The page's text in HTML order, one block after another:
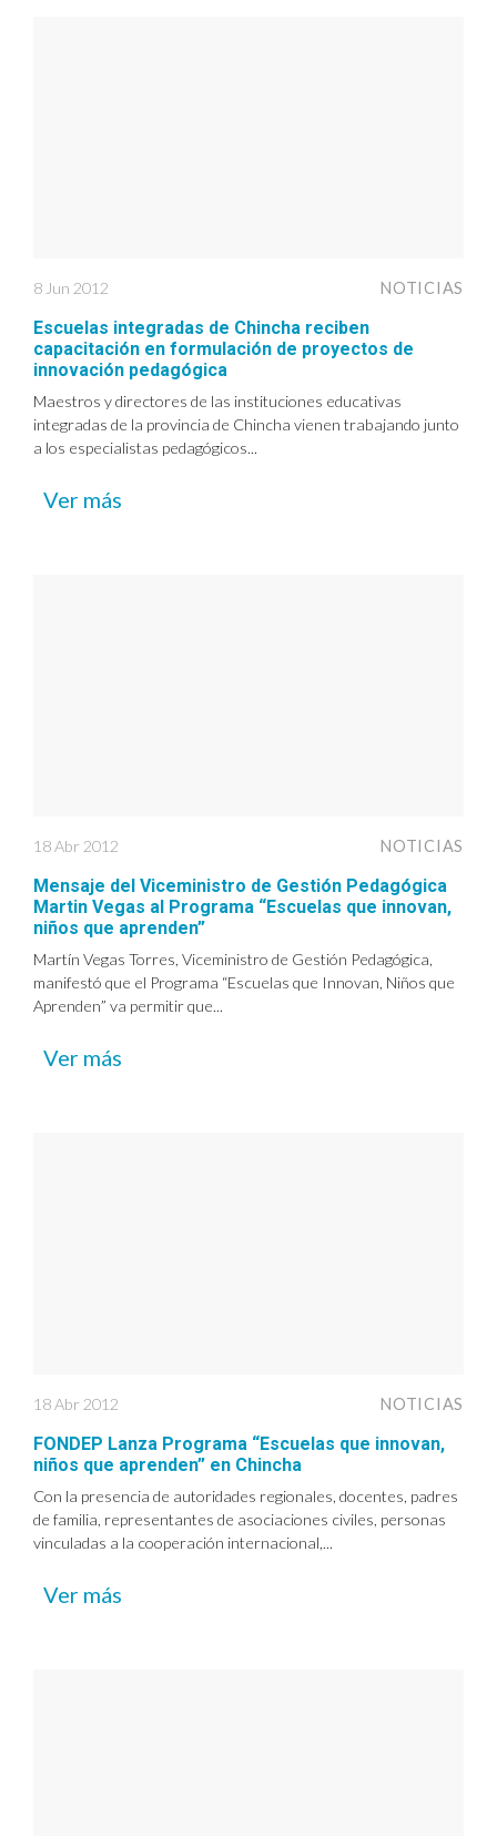
8 Jun 2012 NOTICIAS
Escuelas integradas de Chincha reciben
capacitación en formulación de proyectos de
innovación pedagógica
Maestros y directores de las instituciones educativas
integradas de la provincia de Chincha vienen trabajando junto
a los especialistas pedagógicos...
Ver más
18 Abr 2012 NOTICIAS
Mensaje del Viceministro de Gestión Pedagógica
Martin Vegas al Programa “Escuelas que innovan,
niños que aprenden”
Martín Vegas Torres, Viceministro de Gestión Pedagógica,
manifestó que el Programa “Escuelas que Innovan, Niños que
Aprenden” va permitir que...
Ver más
18 Abr 2012 NOTICIAS
FONDEP Lanza Programa “Escuelas que innovan,
niños que aprenden” en Chincha
Con la presencia de autoridades regionales, docentes, padres
de familia, representantes de asociaciones civiles, personas
vinculadas a la cooperación internacional,...
Ver más